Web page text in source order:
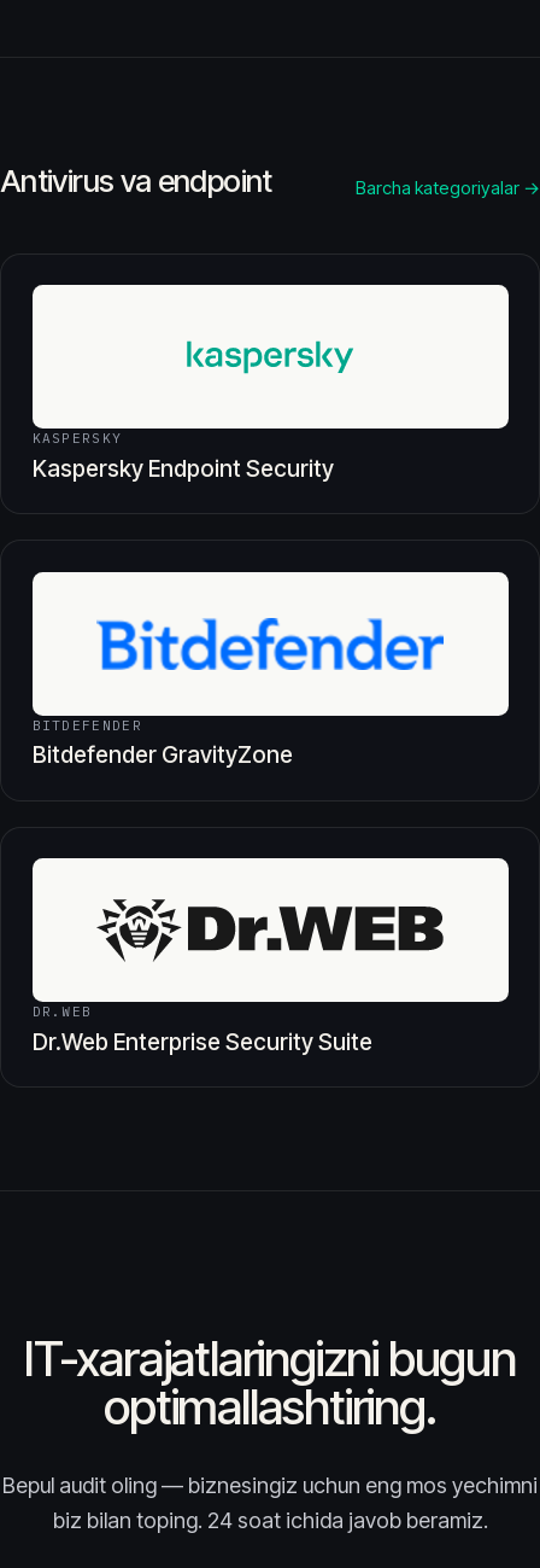
Antivirus va endpoint Barcha kategoriyalar →
KASPERSKY
Kaspersky Endpoint Security
BITDEFENDER
Bitdefender GravityZone
DR.WEB
Dr.Web Enterprise Security Suite
IT-xarajatlaringizni bugun
optimallashtiring.
Bepul audit oling — biznesingiz uchun eng mos yechimni
biz bilan toping. 24 soat ichida javob beramiz.